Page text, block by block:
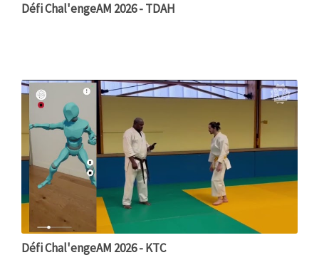
Défi Chal'engeAM 2026 - TDAH
Défi Chal'engeAM 2026 - KTC